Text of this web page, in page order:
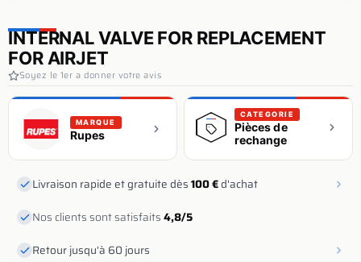
INTERNAL VALVE FOR REPLACEMENT
FOR AIRJET
Soyez le 1er a donner votre avis
MARQUE
Rupes
CATEGORIE
Pièces de
rechange
Livraison rapide et gratuite dès100 €d'achat
Nos clients sont satisfaits4,8/5
Retour jusqu'à 60 jours